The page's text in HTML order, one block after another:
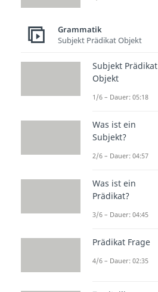
Grammatik
Subjekt Prädikat Objekt
Subjekt Prädikat
Objekt
1/6 – Dauer: 05:18
Was ist ein
Subjekt?
2/6 – Dauer: 04:57
Was ist ein
Prädikat?
3/6 – Dauer: 04:45
Prädikat Frage
4/6 – Dauer: 02:35